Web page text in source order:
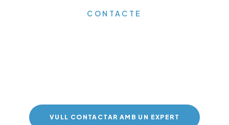
CONTACTE
VULL CONTACTAR AMB UN EXPERT